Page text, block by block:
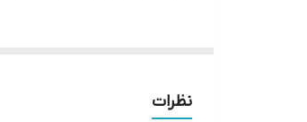
نظرات